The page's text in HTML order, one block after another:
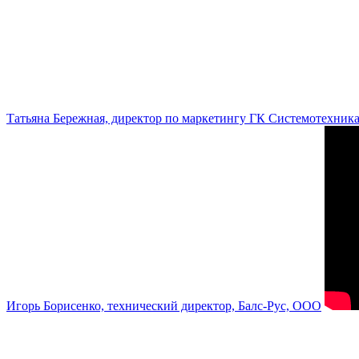
Татьяна Бережная, директор по маркетингу ГК Системотехника
Игорь Борисенко, технический директор, Балс-Рус, ООО